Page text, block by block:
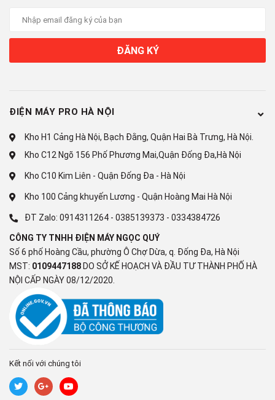
Xem sắc thái và màu sắc tự nhiên. Live Colour mở rộng màu
mọi thứ bạn nhìn thấy đều sống động và chân thực.
Hành động nhanh. Rõ nét và
mượt mà hơn.
Tăng cường độ rõ và mượt mà khi xem hành động nhanh.
Motionflow XR tăng số lượng hình ảnh hiển thị mỗi giây để
chuyển động trông mượt mà hơn, đồng thời kiểm soát đèn nền
LED và giảm nhòe hình ảnh để hình ảnh rõ nét hơn.
ĐĂNG KÝ
ĐIỆN MÁY PRO HÀ NỘI
Kho H1 Cảng Hà Nội, Bạch Đằng, Quận Hai Bà Trưng, Hà Nội.
Kho C12 Ngõ 156 Phố Phương Mai,Quận Đống Đa,Hà Nội
Kho C10 Kim Liên - Quận Đống Đa - Hà Nội
Kho 100 Cảng khuyến Lương - Quận Hoàng Mai Hà Nội
ĐT Zalo: 0914311264 - 0385139373 - 0334384726
CÔNG TY TNHH ĐIỆN MÁY NGỌC QUÝ
Số 6 phố Hoàng Cầu, phường Ô Chợ Dừa, q. Đống Đa, Hà Nội
MST: 0109447188 DO SỞ KẾ HOẠCH VÀ ĐẦU TƯ THÀNH PHỐ HÀ
NỘI CẤP NGÀY 08/12/2020.
Kết nối với chúng tôi